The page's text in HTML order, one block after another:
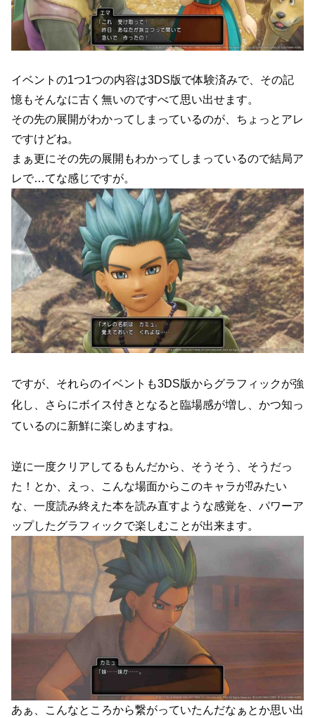
イベントの1つ1つの内容は3DS版で体験済みで、その記
憶もそんなに古く無いのですべて思い出せます。
その先の展開がわかってしまっているのが、ちょっとアレ
ですけどね。
まぁ更にその先の展開もわかってしまっているので結局ア
レで…てな感じですが。
ですが、それらのイベントも3DS版からグラフィックが強
化し、さらにボイス付きとなると臨場感が増し、かつ知っ
ているのに新鮮に楽しめますね。
逆に一度クリアしてるもんだから、そうそう、そうだっ
た！とか、えっ、こんな場面からこのキャラが⁉︎みたい
な、一度読み終えた本を読み直すような感覚を、パワーア
ップしたグラフィックで楽しむことが出来ます。
あぁ、こんなところから繋がっていたんだなぁとか思い出